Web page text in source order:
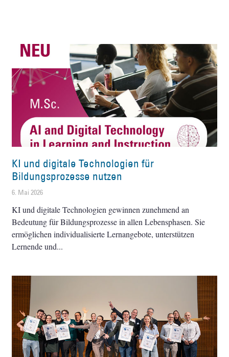
KI und digitale Technologien für
Bildungsprozesse nutzen
6. Mai 2026
KI und digitale Technologien gewinnen zunehmend an
Bedeutung für Bildungsprozesse in allen Lebensphasen. Sie
ermöglichen individualisierte Lernangebote, unterstützen
Lernende und